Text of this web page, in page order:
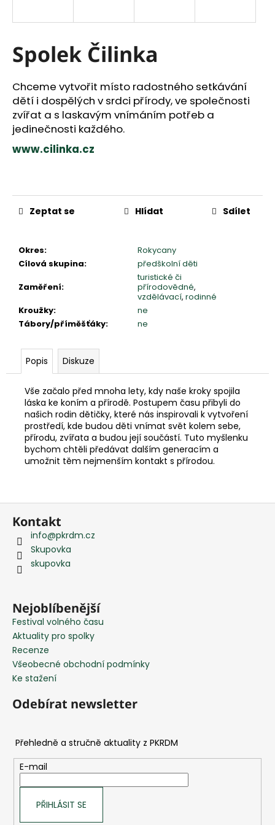
Spolek Čilinka
Chceme vytvořit místo radostného setkávání
dětí i dospělých v srdci přírody, ve společnosti
zvířat a s laskavým vnímáním potřeb a
jedinečnosti každého.
www.cilinka.cz
Měrná
cena:
Okres:
Rokycany
Cílová skupina:
předškolní děti
Zaměření:
turistické či
přírodovědné,
vzdělávací, rodinné
Kroužky:
ne
Tábory/příměšťáky: ne
Zeptat se Hlídat Sdílet
Popis Diskuze
Vše začalo před mnoha lety, kdy naše kroky spojila
láska ke koním a přírodě. Postupem času přibyli do
našich rodin dětičky, které nás inspirovali k vytvoření
prostředí, kde budou děti vnímat svět kolem sebe,
přírodu, zvířata a budou její součástí. Tuto myšlenku
bychom chtěli předávat dalším generacím a
umožnit těm nejmenším kontakt s přírodou.
j
t
?
HLEDAT
D
o
u
m
e
Z
Kontakt
info@pkrdm.cz
Skupovka
skupovka
Nejoblíbenější
Festival volného času
Aktuality pro spolky
Recenze
Všeobecné obchodní podmínky
Ke stažení
Odebírat newsletter
E-mail
PŘIHLÁSIT SE